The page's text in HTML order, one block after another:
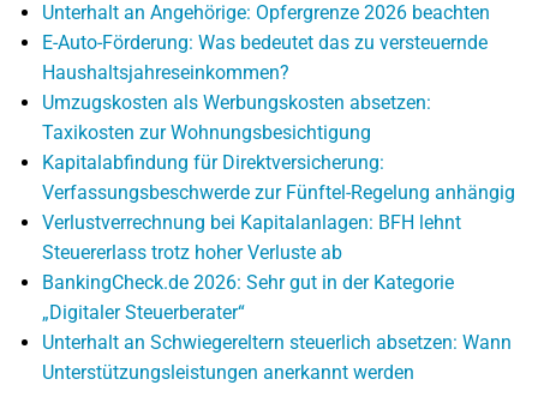
Unterhalt an Angehörige: Opfergrenze 2026 beachten
E-Auto-Förderung: Was bedeutet das zu versteuernde
Haushaltsjahreseinkommen?
Umzugskosten als Werbungskosten absetzen:
Taxikosten zur Wohnungsbesichtigung
Kapitalabfindung für Direktversicherung:
Verfassungsbeschwerde zur Fünftel-Regelung anhängig
Verlustverrechnung bei Kapitalanlagen: BFH lehnt
Steuererlass trotz hoher Verluste ab
BankingCheck.de 2026: Sehr gut in der Kategorie
„Digitaler Steuerberater“
Unterhalt an Schwiegereltern steuerlich absetzen: Wann
Unterstützungsleistungen anerkannt werden